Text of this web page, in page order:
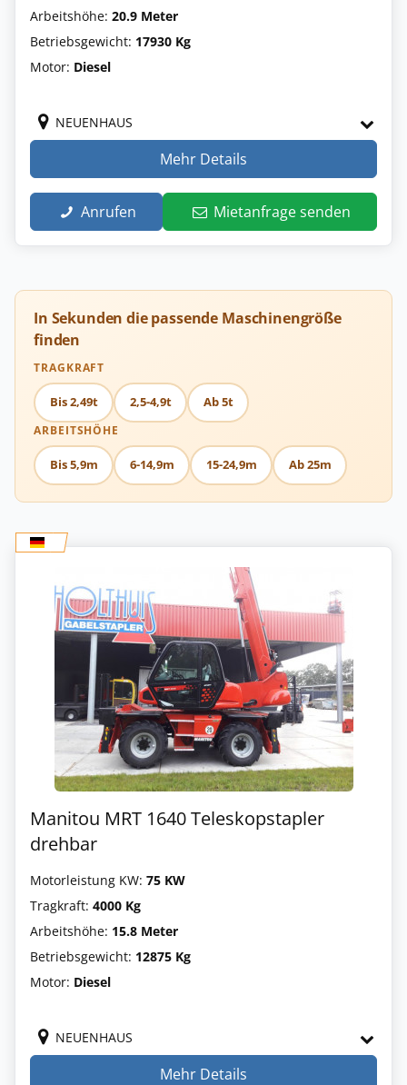
Arbeitshöhe: 20.9 Meter
Betriebsgewicht: 17930 Kg
Motor: Diesel
NEUENHAUS
Mehr Details
Anrufen Mietanfrage senden
In Sekunden die passende Maschinengröße
finden
TRAGKRAFT
Bis 2,49t 2,5-4,9t Ab 5t
ARBEITSHÖHE
Bis 5,9m 6-14,9m 15-24,9m Ab 25m
Manitou MRT 1640 Teleskopstapler
drehbar
Motorleistung KW: 75 KW
Tragkraft: 4000 Kg
Arbeitshöhe: 15.8 Meter
Betriebsgewicht: 12875 Kg
Motor: Diesel
NEUENHAUS
Mehr Details